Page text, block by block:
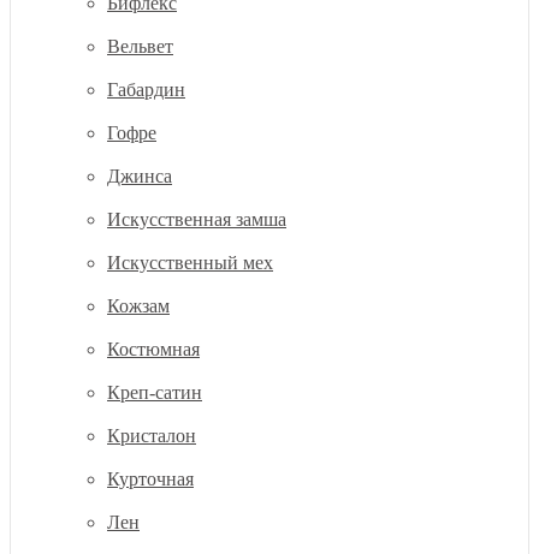
Вельвет
Габардин
Гофре
Джинса
Искусственная замша
Искусственный мех
Кожзам
Костюмная
Креп-сатин
Кристалон
Курточная
Лен